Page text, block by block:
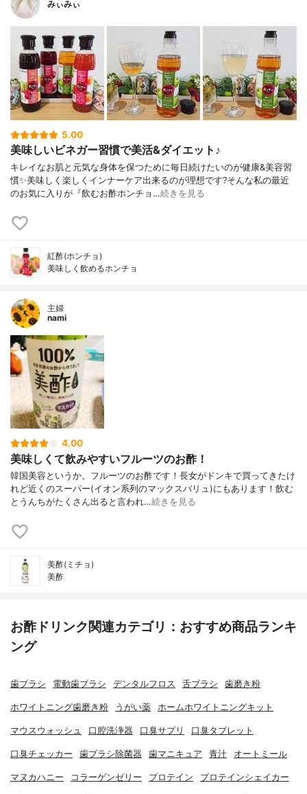
みぃみぃ
5.00
美味しいビネガー習慣で美活&ダイエット♪
キレイなお肌と元気な身体を保つために毎日続けたいのが健康&美容習
慣✨美味しく楽しくインナーケア出来るのが理想です?そんな私の最近
のお気に入りが『飲むお酢ホンチョ…続きを見る
紅酢(ホンチョ)
美味しく飲めるホンチョ
主婦
nami
4.00
美味しくて飲みやすいフルーツのお酢！
韓国美容というか。フルーツのお酢です！長女がドンキで買ってきたけ
れど近くのスーパー(イオン系列のマックスバリュ)にもあります！飲む
とうんちがたくさん出ると言われ…続きを見る
美酢(ミチョ)
美酢
お酢ドリンク関連カテゴリ：おすすめ商品ランキ
ング
歯ブラシ 電動歯ブラシ デンタルフロス 舌ブラシ 歯磨き粉
ホワイトニング歯磨き粉 うがい薬 ホームホワイトニングキット
マウスウォッシュ 口腔洗浄器 口臭サプリ 口臭タブレット
口臭チェッカー 歯ブラシ除菌器 歯マニキュア 青汁 オートミール
マヌカハニー コラーゲンゼリー プロテイン プロテインシェイカー